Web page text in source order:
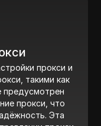
прокси и
такими как
предусмотрен
прокси, что
Эта